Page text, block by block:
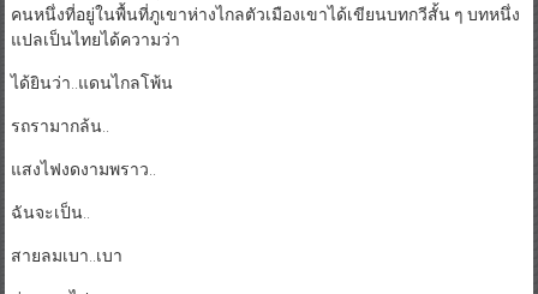
คนหนึ่งที่อยู่ในพื้นที่ภูเขาห่างไกลตัวเมืองเขาได้เขียนบทกวีสั้น ๆ บทหนึ่ง
แปลเป็นไทยได้ความว่า
ได้ยินว่า..แดนไกลโพ้น
รถรามากล้น..
แสงไฟงดงามพราว..
ฉันจะเป็น..
สายลมเบา..เบา